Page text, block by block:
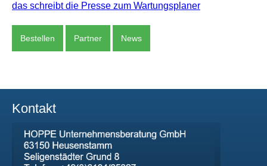
das schreibt die Presse zum Wartungsplaner
Bestellen Partner News
Kontakt